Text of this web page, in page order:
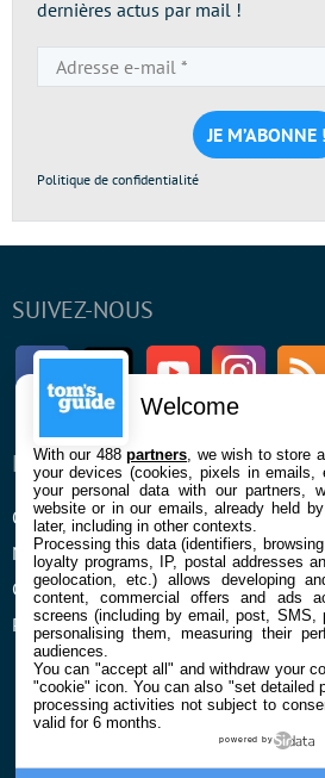
dernières actus par mail !
e-
mail
*
Politique de confidentialité
SUIVEZ-NOUS
FacebookTwitter Youtube
ENTREPRISE
Qui sommes nous
Mentions légales et CGU
Confidentialité et Cookies
Préférences cookies
À
La
Welcome
With our 488partners , we wish to store
your devices (cookies, pixels in emails,
your personal data with our partners,
website or in our emails, already held
later, including in other contexts.
Processing this data (identifiers,
loyalty programs, IP, postal addresses
geolocation, etc.) allows developing
content, commercial offers and ads
screens (including by email, post, SMS,
personalising them, measuring their
audiences.
You can "accept all" and withdraw your
"cookie" icon. You can also "set detailed
processing activities not subject to
valid for 6 months.
powered by